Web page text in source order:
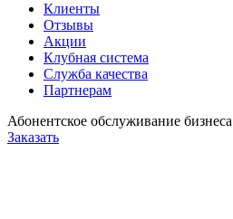
Клиенты
Отзывы
Акции
Клубная система
Служба качества
Партнерам
Абонентское обслуживание бизнеса
Заказать